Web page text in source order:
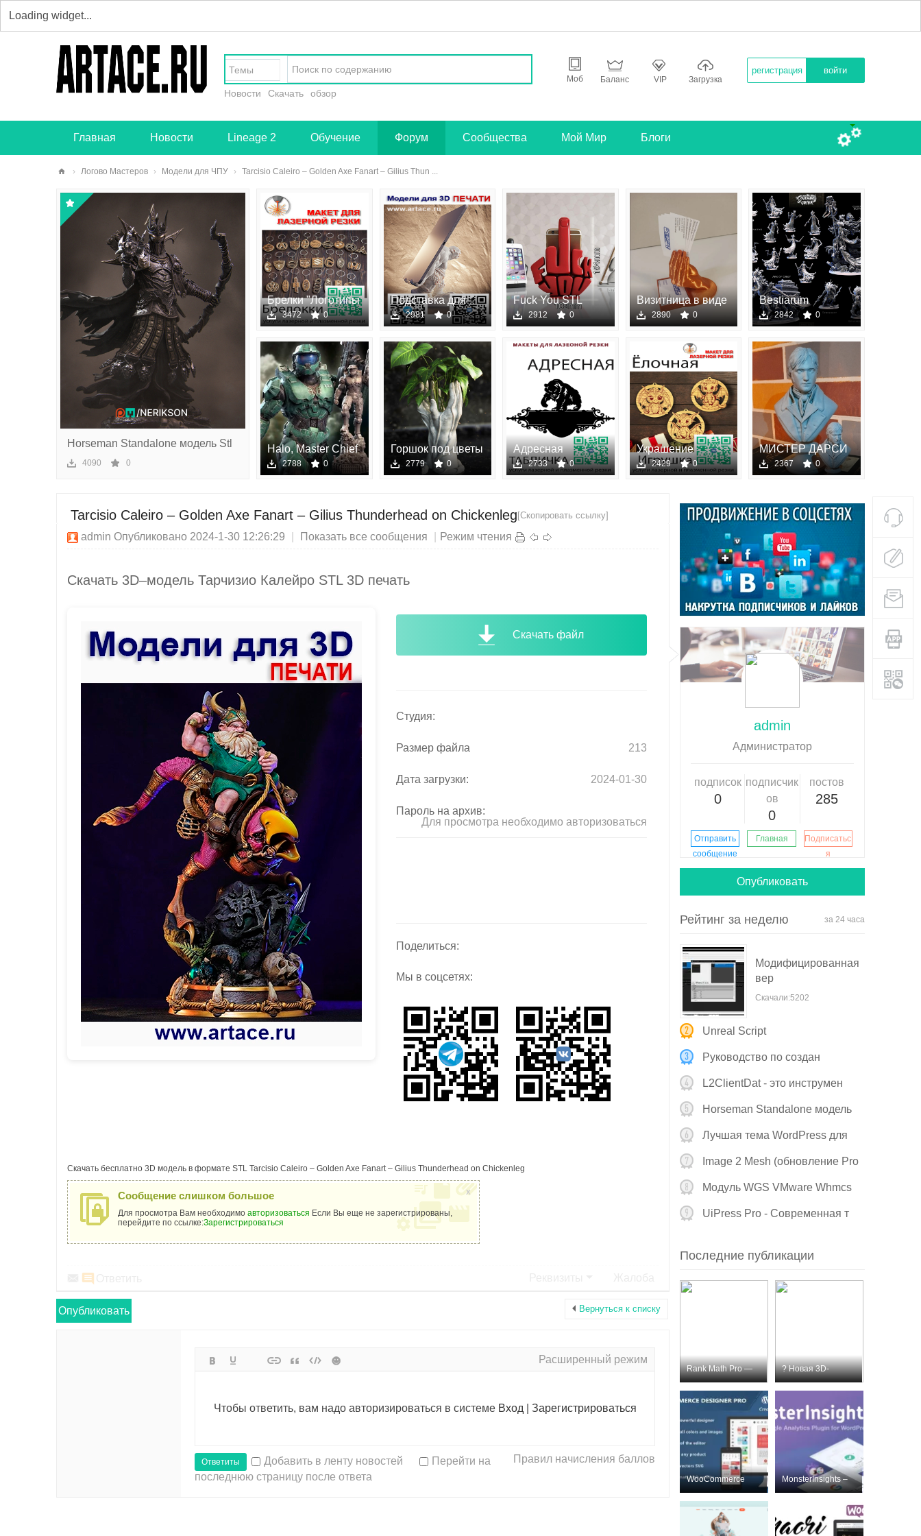
Темы
Новости Скачать обзор
Моб Баланс VIP Загрузка
регистрация войти
Главная Новости Lineage 2 Обучение Форум Сообщества Мой Мир Блоги
art
ор
чес
› Логово Мастеров › Модели для ЧПУ › Tarcisio Caleiro – Golden Axe Fanart – Gilius Thun ...
Horseman Standalone модель Stl
д
4090 0
Брелки "Логотипы
авто3472 0
Подставка для
планшет
2981 0
Fuck You STL
модели для 3D пе
2912 0
Визитница в виде
руки2890 0
Bestiarum
Miniatures —
Covenant of Grie
2842 0
Halo, Master Chief
- STL модель
2788 0
Горшок под цветы
stl - 3D
2779 0
Адресная
табличка - Ме
2733 0
Украшение
рождествен
2429 0
МИСТЕР ДАРСИ
ГОРДОСТЬ
2367 0
Tarcisio Caleiro – Golden Axe Fanart – Gilius Thunderhead on Chickenleg [Скопировать ссылку]
admin Опубликовано 2024-1-30 12:26:29 Показать все сообщения Режим чтения
Скачать 3D–модель Тарчизио Калейро STL 3D печать
Скачать файл
Студия:
Размер файла 213
Дата загрузки: 2024-01-30
Пароль на архив:
Для просмотра необходимо авторизоваться
Поделиться:
Мы в соцсетях:
Скачать бесплатно 3D модель в формате STL Tarcisio Caleiro – Golden Axe Fanart – Gilius Thunderhead on Chickenleg
Сообщение слишком большое
Для просмотра Вам необходимо авторизоваться Если Вы еще не зарегистрированы,
перейдите по ссылке:Зарегистрироваться
x
Вернуться к списку
Опубликовать
Расширенный режим
Чтобы ответить, вам надо авторизироваться в системе Вход Зарегистрироваться
Правил начисления баллов
Ответиты Добавить в ленту новостей
Перейти на
последнюю страницу после ответа
admin
Aдминистратор
подписок
0
подписчик
ов
0
постов
285
Отправить
сообщение
Главная
Подписатьс
я
Опубликовать
Рейтинг за неделю за 24 часа
Модифицированная
вер
Скачали:5202
Unreal Script
Руководство по создан
L2ClientDat - это инструмен
Horseman Standalone модель
Stl д
Лучшая тема WordPress для
Image 2 Mesh (обновление Pro
v
Модуль WGS VMware Whmcs
V4.0.2 о
UiPress Pro - Современная т
Последние публикации
Rank Math Pro —
премиум SEO-пл
? Новая 3D-
модель для пе
WooCommerce
Designer Pro
Nulled
MonsterInsights –
Лучший плаг